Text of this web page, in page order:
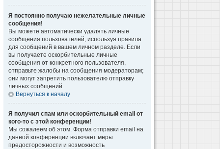
Я постоянно получаю нежелательные личные
сообщения!
Вы можете автоматически удалять личные
сообщения пользователей, используя правила
для сообщений в вашем личном разделе. Если
вы получаете оскорбительные личные
сообщения от конкретного пользователя,
отправьте жалобы на сообщения модераторам;
они могут запретить пользователю отправку
личных сообщений.
Вернуться к началу
Я получил спам или оскорбительный email от
кого-то с этой конференции!
Мы сожалеем об этом. Форма отправки email на
данной конференции включает меры
предосторожности и возможность